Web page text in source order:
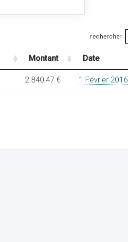
rechercher
Montant Date
2.840,47 € 1 Février 2016